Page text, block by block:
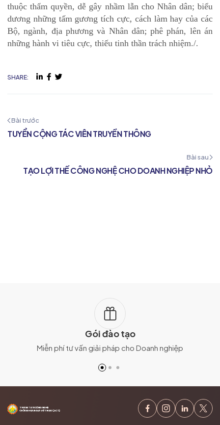
thuộc thẩm quyền, dễ gây nhầm lẫn cho Nhân dân; biểu
dương những tấm gương tích cực, cách làm hay của các
Bộ, ngành, địa phương và Nhân dân; phê phán, lên án
những hành vi tiêu cực, thiếu tinh thần trách nhiệm./.
SHARE:
Bài trước
TUYỂN CỘNG TÁC VIÊN TRUYỀN THÔNG
Bài sau
TẠO LỢI THẾ CÔNG NGHỆ CHO DOANH NGHIỆP NHỎ
Gói đào tạo
Miễn phí tư vấn giải pháp cho Doanh nghiệp